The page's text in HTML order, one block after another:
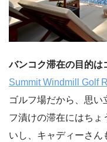
バンコク滞在の目的は
Summit Windmill Golf
ゴルフ場だから、思
フ漬けの滞在にはち
いし、キャディーさん